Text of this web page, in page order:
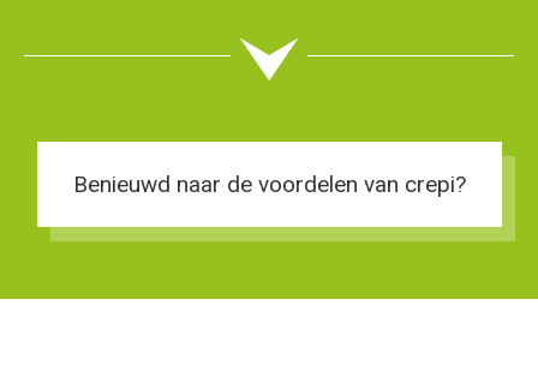
Benieuwd naar de voordelen van crepi?